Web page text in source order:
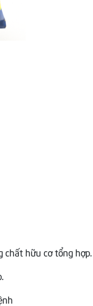
chất hữu cơ tổng hợp.